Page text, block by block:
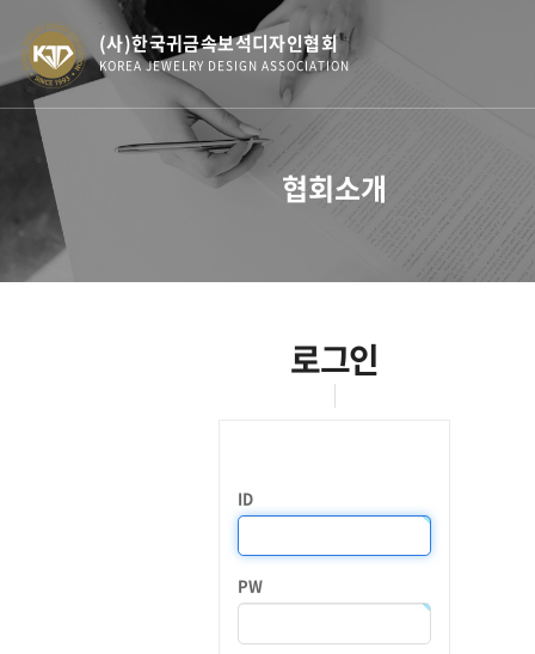
(사)한국귀금속보석디자인협회
KOREA JEWELRY DESIGN ASSOCIATION
협회소개
로그인
ID
PW